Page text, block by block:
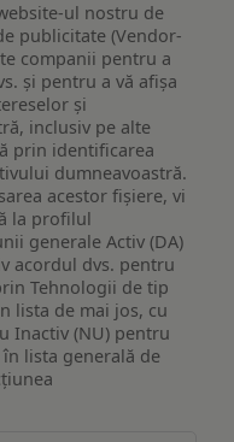
ul nostru de
publicitate (Vendor-
companii pentru a
și pentru a vă afișa
și
inclusiv pe alte
prin identificarea
dumneavoastră.
acestor fișiere, vi
la profilul
generale Activ (DA)
acordul dvs. pentru
Tehnologii de tip
lista de mai jos, cu
Inactiv (NU) pentru
lista generală de